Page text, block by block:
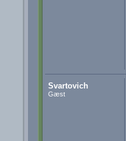
Svartovich
Gæst